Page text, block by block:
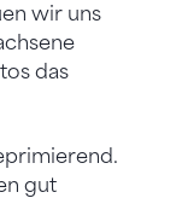
wir uns
das
gut